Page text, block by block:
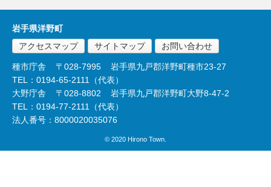
岩手県洋野町
アクセスマップ
サイトマップ お問い合わせ
種市庁舎 〒028-7995
岩手県九戸郡洋野町種市23-27
TEL：0194-65-2111（代表）
大野庁舎
〒028-8802
岩手県九戸郡洋野町大野8-47-2
TEL：0194-77-2111（代表）
法人番号：8000020035076
© 2020 Hirono Town.